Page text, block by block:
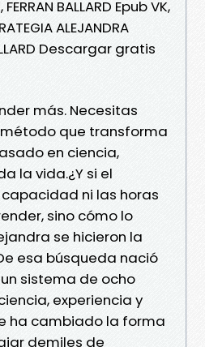
FERRAN BALLARD Epub VK,
ALEJANDRA
Descargar gratis
más. Necesitas
método que transforma
en ciencia,
la vida.¿Y si el
ni las horas
sino cómo lo
se hicieron la
esa búsqueda nació
sistema de ocho
experiencia y
ha cambiado la forma
demiles de